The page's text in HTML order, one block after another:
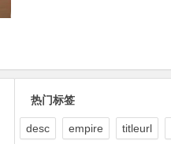
热门标签
desc empire titleurl